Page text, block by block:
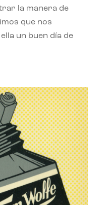
la manera de
que nos
un buen día de